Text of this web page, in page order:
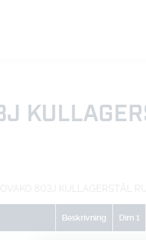
803J KULLAGERSTÅL
Beskrivning Dim 1